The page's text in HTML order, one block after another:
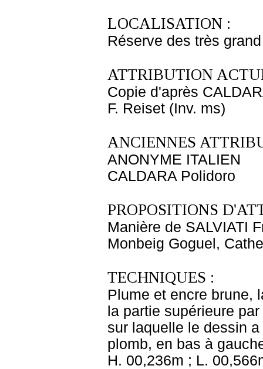
LOCALISATION :
Réserve des très
ATTRIBUTION
Copie d'après
F. Reiset (Inv. ms)
ANCIENNES
ANONYME ITALIEN
CALDARA Polidoro
PROPOSITIONS
Manière de SALVIATI
Monbeig Goguel,
TECHNIQUES :
Plume et encre brune,
la partie supérieure
sur laquelle le dessin
plomb, en bas à
H. 00,236m ; L.